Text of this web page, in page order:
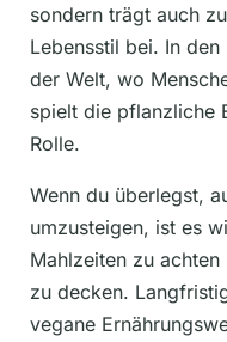
sondern trägt auch
Lebensstil bei. In
der Welt, wo
spielt die pflanzliche
Rolle.
Wenn du überlegst,
umzusteigen, ist es
Mahlzeiten zu
zu decken.
vegane